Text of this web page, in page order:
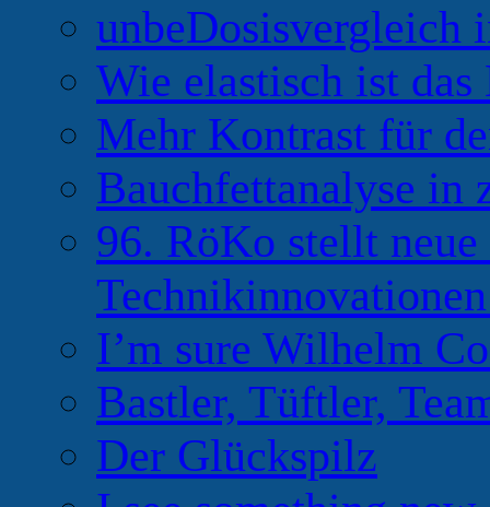
unbeDosisvergleich
Wie elastisch ist das
Mehr Kontrast für
Bauchfettanalyse in
96. RöKo stellt
I’m sure Wilhelm
Bastler, Tüftler,
Der Glückspilz